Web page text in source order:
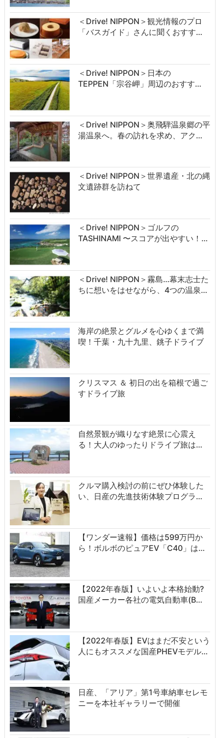
＜Drive! NIPPON＞観光情報のプロ
「バスガイド」さんに聞くおすす…
＜Drive! NIPPON＞日本の
TEPPEN「宗谷岬」周辺のおすす…
＜Drive! NIPPON＞奥飛騨温泉郷の平
湯温泉へ。春の訪れを求め、アク…
＜Drive! NIPPON＞世界遺産・北の縄
文遺跡群を訪ねて
＜Drive! NIPPON＞ゴルフの
TASHINAMI 〜スコアが出やすい！…
＜Drive! NIPPON＞霧島…幕末志士た
ちに想いをはせながら、4つの温泉…
海岸の絶景とグルメを心ゆくまで満
喫！千葉・九十九里、銚子ドライブ
クリスマス ＆ 初日の出を箱根で過ご
すドライブ旅
自然景観が織りなす絶景に心震え
る！大人のゆったりドライブ旅は…
クルマ購入検討の前にぜひ体験した
い、日産の先進技術体験プログラ…
【ワンダー速報】価格は599万円か
ら！ボルボのピュアEV「C40」は…
【2022年春版】いよいよ本格始動?
国産メーカー各社の電気自動車(B…
【2022年春版】EVはまだ不安という
人にもオススメな国産PHEVモデル…
日産、「アリア」第1号車納車セレモ
ニーを本社ギャラリーで開催